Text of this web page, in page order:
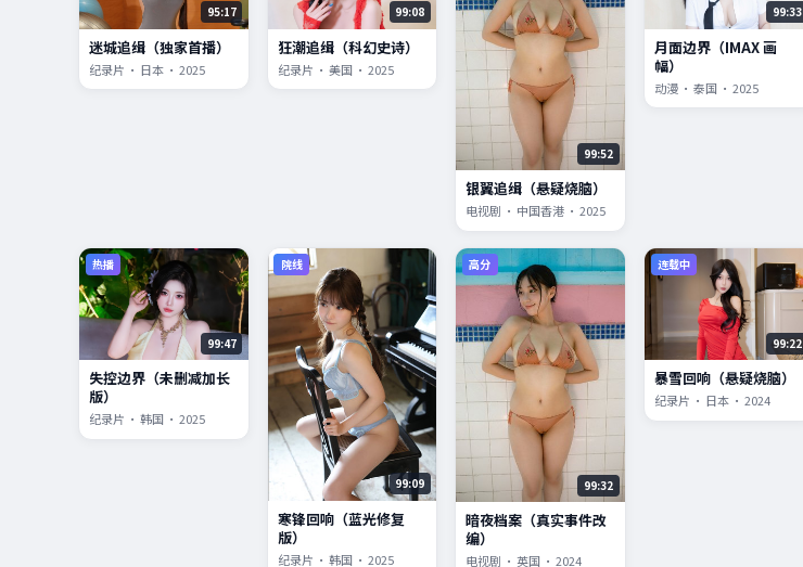
95:17
迷城追缉（独家首播）
纪录片 · 日本 · 2025
99:08
狂潮追缉（科幻史诗）
纪录片 · 美国 · 2025
99:52
银翼追缉（悬疑烧脑）
电视剧 · 中国香港 · 2025
99:33
月面边界（IMAX 画
幅）
动漫 · 泰国 · 2025
热播
99:47
失控边界（未删减加长
版）
纪录片 · 韩国 · 2025
院线
99:09
寒锋回响（蓝光修复
版）
纪录片 · 韩国 · 2025
高分
99:32
暗夜档案（真实事件改
编）
电视剧 · 英国 · 2024
连载中
99:22
暴雪回响（悬疑烧脑）
纪录片 · 日本 · 2024